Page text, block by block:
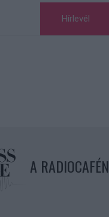
Hírlevél
A RADIOCAFÉN